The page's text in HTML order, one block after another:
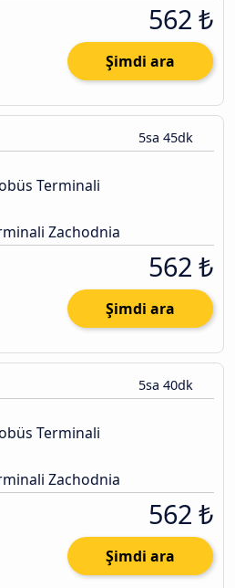
562 ₺
Şimdi ara
5sa 45dk
Terminali
Zachodnia
562 ₺
Şimdi ara
5sa 40dk
Terminali
Zachodnia
562 ₺
Şimdi ara